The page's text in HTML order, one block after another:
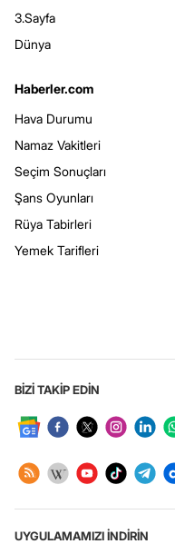
3.Sayfa
Dünya
Haberler.com
Hava Durumu
Namaz Vakitleri
Seçim Sonuçları
Şans Oyunları
Rüya Tabirleri
Yemek Tarifleri
BİZİ TAKİP EDİN
UYGULAMAMIZI İNDİRİN